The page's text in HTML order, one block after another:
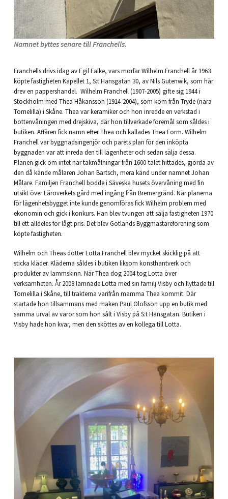
Namnet byttes senare till Franchells.
Franchells drivs idag av Egil Falke, vars morfar Wilhelm Franchell år 1963
köpte fastigheten Kapellet 1, S:t Hansgatan 30, av Nils Gutenwik, som här
drev en pappershandel. Wilhelm Franchell (1907-2005) gifte sig 1944 i
Stockholm med Thea Håkansson (1914-2004), som kom från Tryde (nära
Tomelilla) i Skåne. Thea var keramiker och hon inredde en verkstad i
bottenvåningen med drejskiva, där hon tillverkade föremål som såldes i
butiken. Affären fick namn efter Thea och kallades Thea Form. Wilhelm
Franchell var byggnadsingenjör och parets plan för den inköpta
byggnaden var att inreda den till lägenheter och sedan sälja dessa.
Planen gick om intet när takmålningar från 1600-talet hittades, gjorda av
den då kände målaren Johan Bartsch, mera känd under namnet Johan
Målare. Familjen Franchell bodde i Säveska husets övervåning med fin
utsikt över Läroverkets gård med ingång från Bremergränd. När planerna
för lägenhetsbygget inte kunde genomföras fick Wilhelm problem med
ekonomin och gick i konkurs. Han blev tvungen att sälja fastigheten 1970
till ett alldeles för lågt pris. Det blev Gotlands Byggmästareförening som
köpte fastigheten.
Wilhelm och Theas dotter Lotta Franchell blev mycket skicklig på att
sticka kläder. Kläderna såldes i butiken liksom konsthantverk och
produkter av lammskinn. När Thea dog 2004 tog Lotta över
verksamheten. År 2008 lämnade Lotta med sin familj Visby och flyttade till
Tomelilla i Skåne, till trakterna varifrån mamma Thea kommit. Där
startade hon tillsammans med maken Paul Olofsson upp en butik med
samma urval av varor som hon sålt i Visby på S:t Hansgatan. Butiken i
Visby hade hon kvar, men den sköttes av en kollega till Lotta.